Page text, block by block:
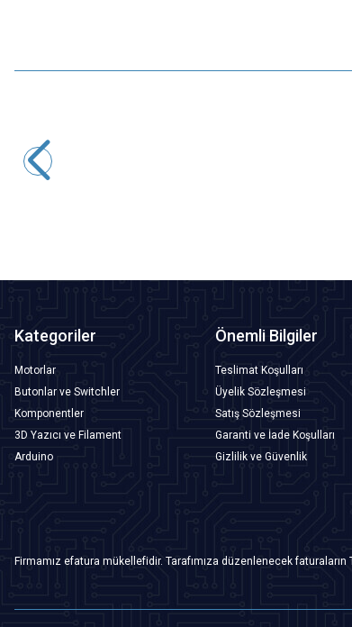
Kategoriler
Motorlar
Butonlar ve Switchler
Komponentler
3D Yazıcı ve Filament
Arduino
Önemli Bilgiler
Teslimat Koşulları
Üyelik Sözleşmesi
Satış Sözleşmesi
Garanti ve İade Koşulları
Gizlilik ve Güvenlik
Firmamız efatura mükellefidir. Tarafımıza düzenlenecek